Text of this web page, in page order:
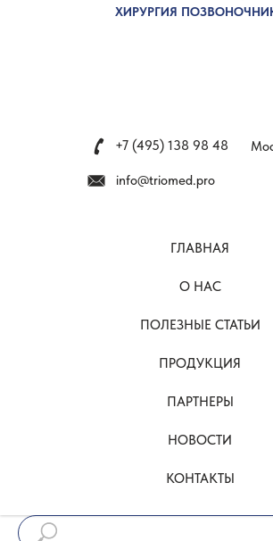
ХИРУРГИЯ
+7 (495) 138 98 48
info@triomed.pro
ГЛАВНАЯ
О НАС
ПОЛЕЗНЫЕ СТАТЬИ
ПРОДУКЦИЯ
ПАРТНЕРЫ
НОВОСТИ
КОНТАКТЫ